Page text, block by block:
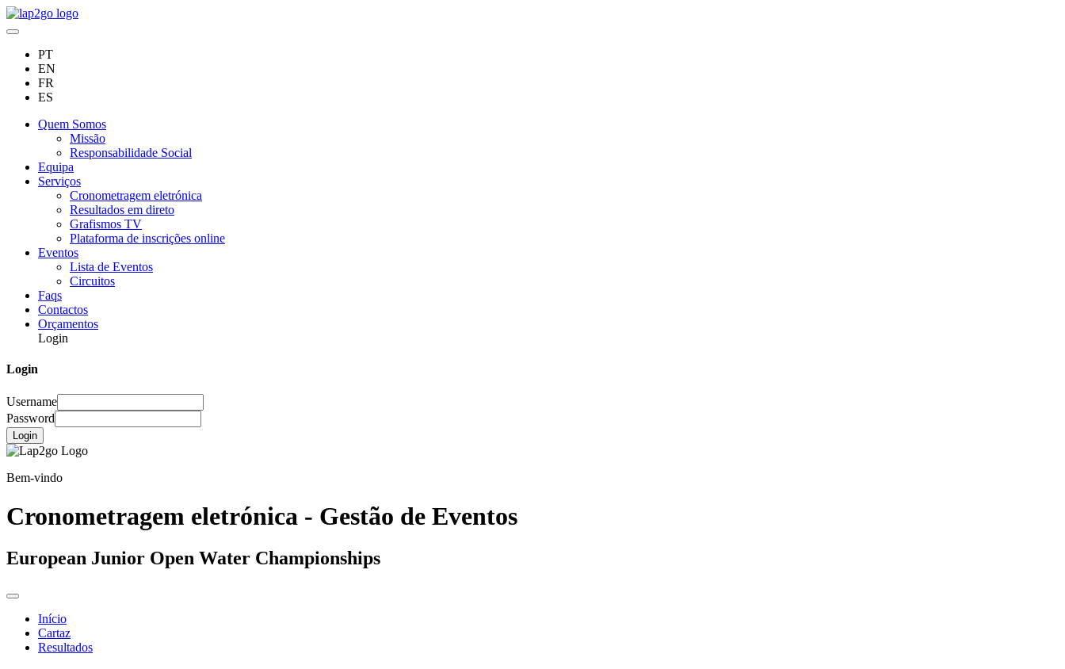
PT
EN
FR
ES
Quem Somos
Missão
Responsabilidade Social
Equipa
Serviços
Cronometragem eletrónica
Resultados em direto
Grafismos TV
Plataforma de inscrições online
Eventos
Lista de Eventos
Circuitos
Faqs
Contactos
Orçamentos
Login
Login
Username
Password
Login
Bem-vindo
Cronometragem eletrónica - Gestão de Eventos
European Junior Open Water Championships
Início
Cartaz
Resultados